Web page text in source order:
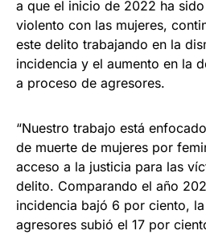
a que el inicio de 2022 ha
violento con las mujeres,
este delito trabajando en la
incidencia y el aumento en la
a proceso de agresores.
“Nuestro trabajo está
de muerte de mujeres por
acceso a la justicia para las
delito. Comparando el año
incidencia bajó 6 por ciento,
agresores subió el 17 por